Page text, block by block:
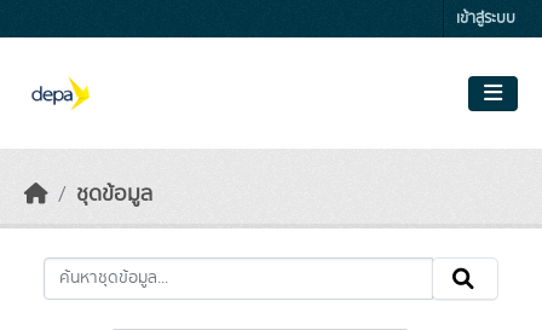
เข้าสู่ระบบ
ชุดข้อมูล